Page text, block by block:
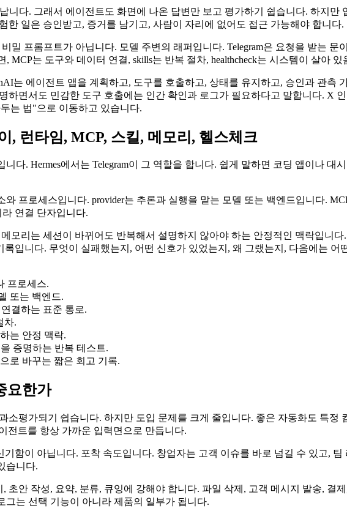
니다. 그래서 에이전트도 화면에 나온 답변만 보고 평가하기 쉽습니다. 하지
한 일은 승인받고, 증거를 남기고, 사람이 자리에 없어도 접근 가능해야 합니다.
밀 프롬프트가 아닙니다. 모델 주변의 래퍼입니다. Telegram은 요청을 받는
, MCP는 도구와 데이터 연결, skills는 반복 절차, healthcheck는 시스템이 살아
는 에이전트 앱을 계획하고, 도구를 호출하고, 상태를 유지하고, 승인과 관측
하면서도 민감한 도구 호출에는 인간 확인과 로그가 필요하다고 말합니다. X
는 법"으로 이동하고 있습니다.
, 런타임, MCP, 스킬, 메모리, 헬스체크
다. Hermes에서는 Telegram이 그 역할을 합니다. 쉽게 말하면 코딩 앱이나 대
프로세스입니다. provider는 추론과 실행을 맡는 모델 또는 백엔드입니다.
연결 단자입니다.
모리는 세션이 바뀌어도 반복해서 설명하지 않아야 하는 안정적인 맥락입니
록입니다. 무엇이 실패했는지, 어떤 신호가 있었는지, 왜 그랬는지, 다음에는 어
프로세스.
또는 백엔드.
결하는 표준 통로.
차.
는 안정 맥락.
증명하는 반복 테스트.
로 바꾸는 짧은 회고 기록.
요한가
소평가되기 쉽습니다. 하지만 도입 문제를 크게 줄입니다. 좋은 자동화도 특정
전트를 항상 가까운 입력면으로 만듭니다.
함이 아닙니다. 포착 속도입니다. 창업자는 고객 이슈를 바로 넘길 수 있고,
습니다.
초안 작성, 요약, 분류, 큐잉에 강해야 합니다. 파일 삭제, 고객 메시지 발송, 결
그는 선택 기능이 아니라 제품의 일부가 됩니다.